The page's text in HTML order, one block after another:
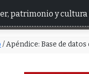
patrimonio y cultura
/ Apéndice: Base de datos